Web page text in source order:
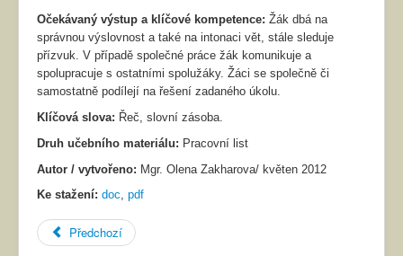
Očekávaný výstup a klíčové kompetence: Žák dbá na
správnou výslovnost a také na intonaci vět, stále sleduje
přízvuk. V případě společné práce žák komunikuje a
spolupracuje s ostatními spolužáky. Žáci se společně či
samostatně podílejí na řešení zadaného úkolu.
Klíčová slova: Řeč, slovní zásoba.
Druh učebního materiálu: Pracovní list
Autor / vytvořeno: Mgr. Olena Zakharova/ květen 2012
Ke stažení: doc pdf
Předchozí